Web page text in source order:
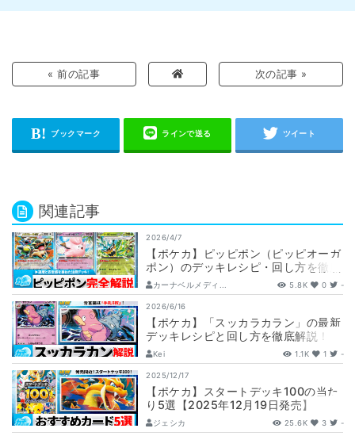
« 前の記事 次の記事 »
関連記事
2026/4/7
【ポケカ】ピッピポン（ピッピオーガ
ポン）のデッキレシピ・回し方を徹底
解説！
カーナベルメディ... 5.8K 0 -
2026/6/16
【ポケカ】「スッカラカラン」の最新
デッキレシピと回し方を徹底解説！
【アビスアイ/ヤドラン/シルヴァデ
ィ】
Kei 1.1K 1 -
2025/12/17
【ポケカ】スタートデッキ100の当た
り5選【2025年12月19日発売】
ジェシカ 25.6K 3 -